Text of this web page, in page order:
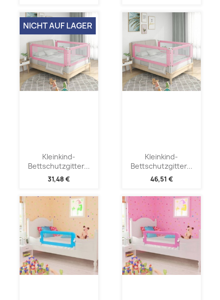
Kleinkind-
Bettschutzgitter...
31,48 €
NICHT AUF LAGER
Kleinkind-
Bettschutzgitter...
46,51 €